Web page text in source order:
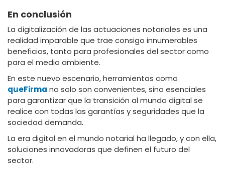
En conclusión
La digitalización de las actuaciones notariales es una
realidad imparable que trae consigo innumerables
beneficios, tanto para profesionales del sector como
para el medio ambiente.
En este nuevo escenario, herramientas como
queFirma no solo son convenientes, sino esenciales
para garantizar que la transición al mundo digital se
realice con todas las garantías y seguridades que la
sociedad demanda.
La era digital en el mundo notarial ha llegado, y con ella,
soluciones innovadoras que definen el futuro del
sector.